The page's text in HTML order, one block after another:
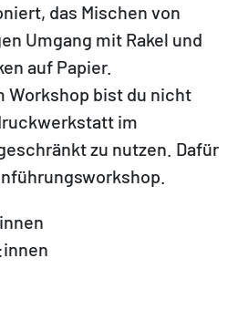
das Mischen von
Umgang mit Rakel und
auf Papier.
Workshop bist du nicht
im
zu nutzen. Dafür